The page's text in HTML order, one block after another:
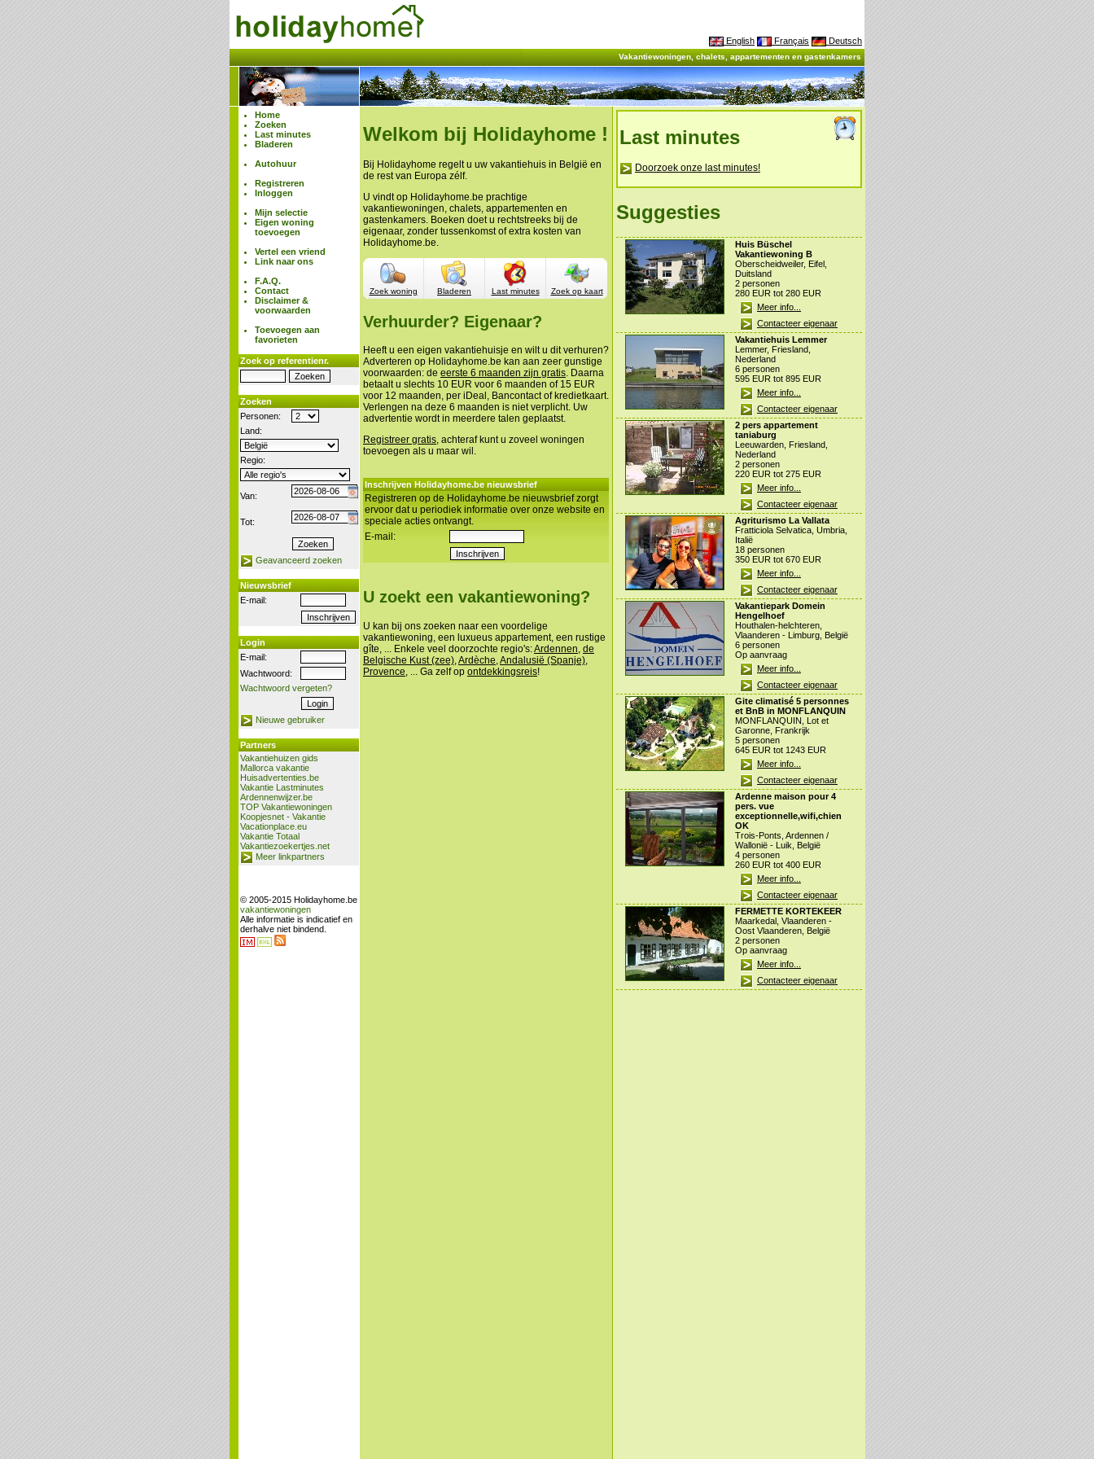
English Français Deutsch
Vakantiewoningen, chalets, appartementen en gastenkamers
Home
Zoeken
Last minutes
Bladeren
Autohuur
Registreren
Inloggen
Mijn selectie
Eigen woning
toevoegen
Vertel een vriend
Link naar ons
F.A.Q.
Contact
Disclaimer &
voorwaarden
Toevoegen aan
favorieten
Zoek op referentienr.
Zoeken
Personen:
Land:
Regio:
Van:
Tot:
Geavanceerd zoeken
Nieuwsbrief
E-mail:
Login
E-mail:
Wachtwoord:
Wachtwoord vergeten?
Nieuwe gebruiker
Partners
Vakantiehuizen gids
Mallorca vakantie
Huisadvertenties.be
Vakantie Lastminutes
Ardennenwijzer.be
TOP Vakantiewoningen
Koopjesnet - Vakantie
Vacationplace.eu
Vakantie Totaal
Vakantiezoekertjes.net
Meer linkpartners
© 2005-2015 Holidayhome.be
vakantiewoningen
Alle informatie is indicatief en
derhalve niet bindend.
Welkom bij Holidayhome !
Bij Holidayhome regelt u uw vakantiehuis in België en
de rest van Europa zélf.
U vindt op Holidayhome.be prachtige
vakantiewoningen, chalets, appartementen en
gastenkamers. Boeken doet u rechtstreeks bij de
eigenaar, zonder tussenkomst of extra kosten van
Holidayhome.be.
Zoek woning Bladeren Last minutes Zoek op kaart
Verhuurder? Eigenaar?
Heeft u een eigen vakantiehuisje en wilt u dit verhuren?
Adverteren op Holidayhome.be kan aan zeer gunstige
voorwaarden: de eerste 6 maanden zijn gratis. Daarna
betaalt u slechts 10 EUR voor 6 maanden of 15 EUR
voor 12 maanden, per iDeal, Bancontact of kredietkaart.
Verlengen na deze 6 maanden is niet verplicht. Uw
advertentie wordt in meerdere talen geplaatst.
Registreer gratis, achteraf kunt u zoveel woningen
toevoegen als u maar wil.
Inschrijven Holidayhome.be nieuwsbrief
Registreren op de Holidayhome.be nieuwsbrief zorgt
ervoor dat u periodiek informatie over onze website en
speciale acties ontvangt.
E-mail:
U zoekt een vakantiewoning?
U kan bij ons zoeken naar een voordelige
vakantiewoning, een luxueus appartement, een rustige
gîte, ... Enkele veel doorzochte regio's:Ardennen de
Belgische Kust (zee) Ardèche Andalusië (Spanje)
Provence , ... Ga zelf op ontdekkingsreis!
Last minutes
Doorzoek onze last minutes!
Suggesties
Huis Büschel
Vakantiewoning B
Oberscheidweiler, Eifel,
Duitsland
2 personen
280 EUR tot 280 EUR
Meer info...
Contacteer eigenaar
Vakantiehuis Lemmer
Lemmer, Friesland,
Nederland
6 personen
595 EUR tot 895 EUR
Meer info...
Contacteer eigenaar
2 pers appartement
taniaburg
Leeuwarden, Friesland,
Nederland
2 personen
220 EUR tot 275 EUR
Meer info...
Contacteer eigenaar
Agriturismo La Vallata
Fratticiola Selvatica, Umbria,
Italië
18 personen
350 EUR tot 670 EUR
Meer info...
Contacteer eigenaar
Vakantiepark Domein
Hengelhoef
Houthalen-helchteren,
Vlaanderen - Limburg, België
6 personen
Op aanvraag
Meer info...
Contacteer eigenaar
Gite climatisé 5 personnes
et BnB in MONFLANQUIN
MONFLANQUIN, Lot et
Garonne, Frankrijk
5 personen
645 EUR tot 1243 EUR
Meer info...
Contacteer eigenaar
Ardenne maison pour 4
pers. vue
exceptionnelle,wifi,chien
OK
Trois-Ponts, Ardennen /
Wallonië - Luik, België
4 personen
260 EUR tot 400 EUR
Meer info...
Contacteer eigenaar
FERMETTE KORTEKEER
Maarkedal, Vlaanderen -
Oost Vlaanderen, België
2 personen
Op aanvraag
Meer info...
Contacteer eigenaar